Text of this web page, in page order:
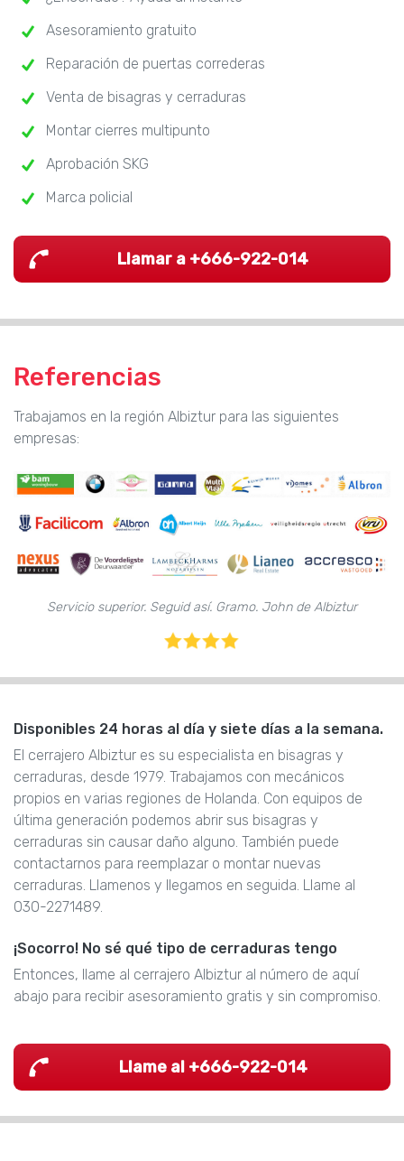
Asesoramiento gratuito
Reparación de puertas correderas
Venta de bisagras y cerraduras
Montar cierres multipunto
Aprobación SKG
Marca policial
Llamar a +666-922-014
Referencias
Trabajamos en la región Albiztur para las siguientes
empresas:
Servicio superior. Seguid así. Gramo. John de Albiztur
Disponibles 24 horas al día y siete días a la semana.
El cerrajero Albiztur es su especialista en bisagras y
cerraduras, desde 1979. Trabajamos con mecánicos
propios en varias regiones de Holanda. Con equipos de
última generación podemos abrir sus bisagras y
cerraduras sin causar daño alguno. También puede
contactarnos para reemplazar o montar nuevas
cerraduras. Llamenos y llegamos en seguida. Llame al
030-2271489.
¡Socorro! No sé qué tipo de cerraduras tengo
Entonces, llame al cerrajero Albiztur al número de aquí
abajo para recibir asesoramiento gratis y sin compromiso.
Llame al +666-922-014